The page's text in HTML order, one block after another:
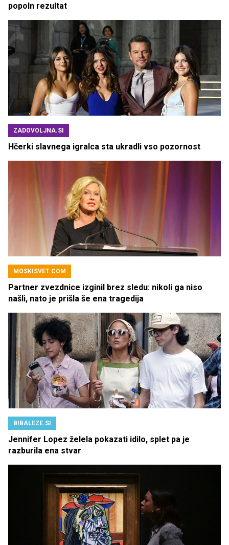
popoln rezultat
ZADOVOLJNA.SI
Hčerki slavnega igralca sta ukradli vso pozornost
MOSKISVET.COM
Partner zvezdnice izginil brez sledu: nikoli ga niso
našli, nato je prišla še ena tragedija
BIBALEZE.SI
Jennifer Lopez želela pokazati idilo, splet pa je
razburila ena stvar